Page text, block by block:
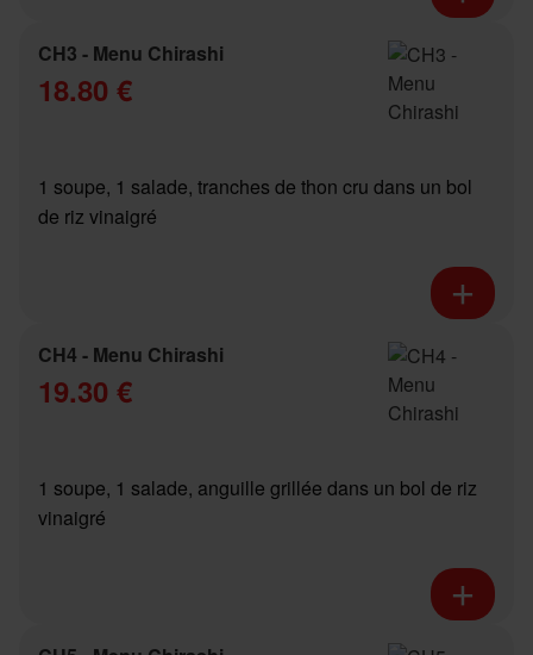
CH3 - Menu Chirashi
18.80 €
1 soupe, 1 salade, tranches de thon cru dans un bol
de riz vinaigré
CH4 - Menu Chirashi
19.30 €
1 soupe, 1 salade, anguille grillée dans un bol de riz
vinaigré